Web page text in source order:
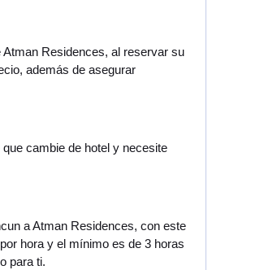
Residences, al reservar su
además de asegurar
cambie de hotel y necesite
a Atman Residences, con este
hora y el mínimo es de 3 horas
para ti.